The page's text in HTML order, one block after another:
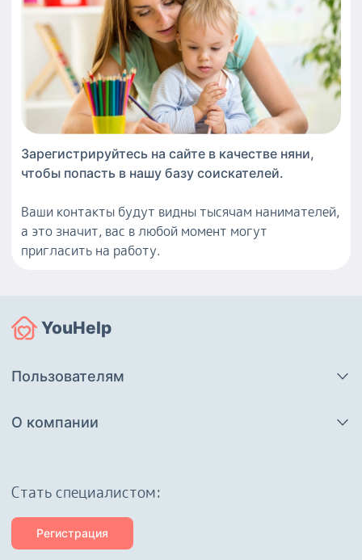
Зарегистрируйтесь на сайте в качестве няни,
чтобы попасть в нашу базу соискателей.
Ваши контакты будут видны тысячам нанимателей,
а это значит, вас в любой момент могут
пригласить на работу.
YouHelp
Пользователям
О компании
Cтать специалистом:
Регистрация